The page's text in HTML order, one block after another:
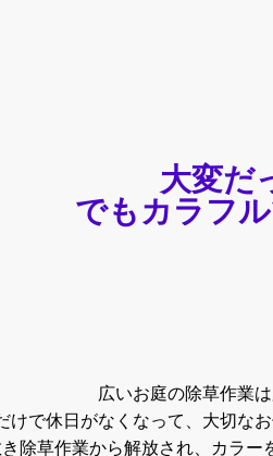
大変だ
でもカラフ
広いお庭の除草作業
けで休日がなくなって、大切な
き除草作業から解放され、カラ